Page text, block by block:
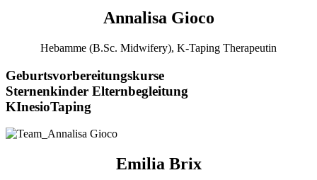
Annalisa Gioco
Hebamme (B.Sc. Midwifery), K-Taping Therapeutin
Geburtsvorbereitungskurse
Sternenkinder Elternbegleitung
KInesioTaping
Emilia Brix